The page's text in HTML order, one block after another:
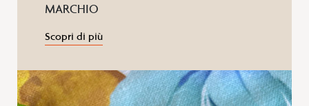
MARCHIO
Scopri di più